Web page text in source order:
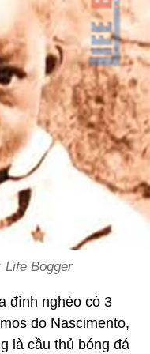
Life Bogger
đình nghèo có 3
do Nascimento,
là cầu thủ bóng đá